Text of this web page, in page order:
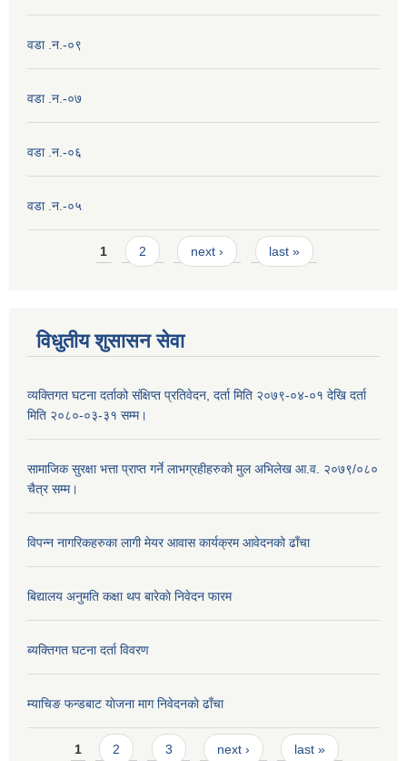
वडा .न.-०९
वडा .न.-०७
वडा .न.-०६
वडा .न.-०५
Pages1 2 next › last »
विधुतीय शुसासन सेवा
व्यक्तिगत घटना दर्ताको संक्षिप्त प्रतिवेदन, दर्ता मिति २०७९-०४-०१ देखि दर्ता
मिति २०८०-०३-३१ सम्म।
सामाजिक सुरक्षा भत्ता प्राप्त गर्ने लाभग्रहीहरुको मुल अभिलेख आ.व. २०७९/०८०
चैत्र सम्म।
विपन्न नागरिकहरुका लागी मेयर आवास कार्यक्रम आवेदनको ढाँचा
बिद्यालय अनुमति कक्षा थप बारेकाे निवेदन फारम
ब्यक्तिगत घटना दर्ता विवरण
म्याचिङ फन्डबाट याेजना माग निवेदनकाे ढाँचा
Pages
1 2 3 next › last »